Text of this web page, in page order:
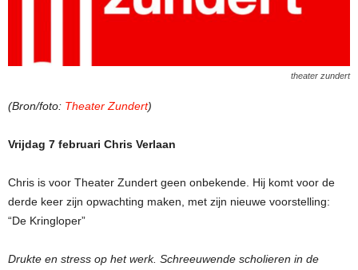
theater zundert
(Bron/foto: Theater Zundert)
Vrijdag 7 februari Chris Verlaan
Chris is voor Theater Zundert geen onbekende. Hij komt voor de
derde keer zijn opwachting maken, met zijn nieuwe voorstelling:
“De Kringloper”
Drukte en stress op het werk. Schreeuwende scholieren in de